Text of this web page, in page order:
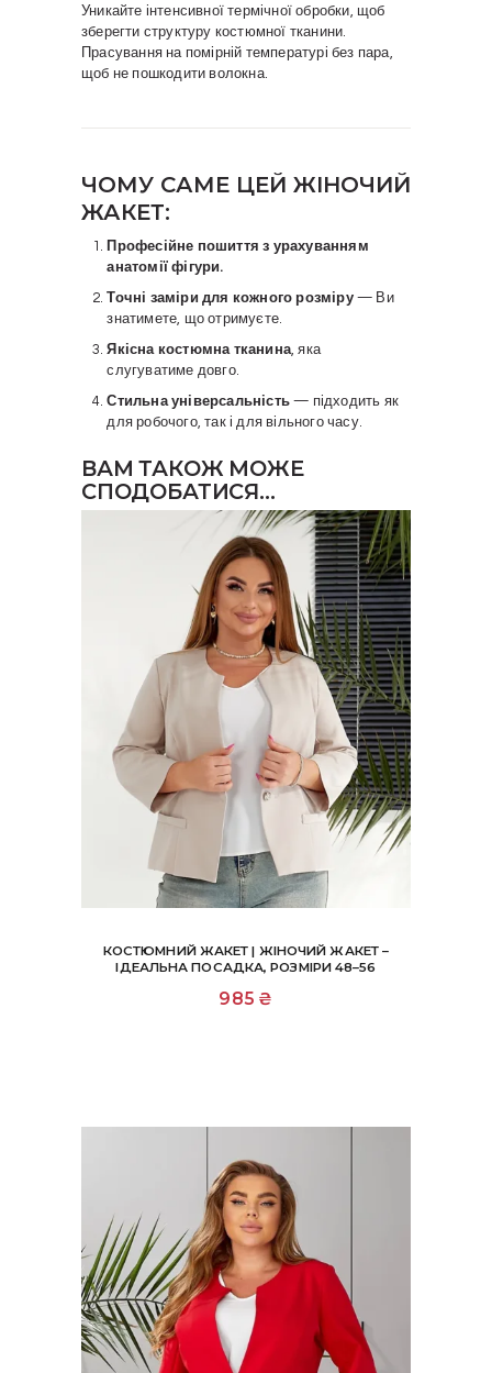
Уникайте інтенсивної термічної обробки, щоб
зберегти структуру костюмної тканини.
Прасування на помірній температурі без пара,
щоб не пошкодити волокна.
ЧОМУ САМЕ ЦЕЙ ЖІНОЧИЙ
ЖАКЕТ:
Професійне пошиття з урахуванням
анатомії фігури.
Точні заміри для кожного розміру— Ви
знатимете, що отримуєте.
Якісна костюмна тканина, яка
слугуватиме довго.
Стильна універсальність — підходить як
для робочого, так і для вільного часу.
ВАМ ТАКОЖ МОЖЕ
СПОДОБАТИСЯ…
КОСТЮМНИЙ ЖАКЕТ | ЖІНОЧИЙ ЖАКЕТ –
ІДЕАЛЬНА ПОСАДКА, РОЗМІРИ 48–56
985 ₴
вибрати
сторінці
товару